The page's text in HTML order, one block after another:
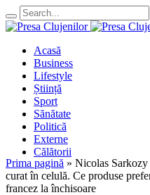
Acasă
Business
Lifestyle
Știință
Sport
Sănătate
Politică
Externe
Călătorii
Prima pagină » Nicolas Sarkozy
curat în celulă. Ce produse
francez la închisoare